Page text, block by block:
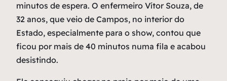
minutos de espera. O enfermeiro Vítor Souza, de
32 anos, que veio de Campos, no interior do
Estado, especialmente para o show, contou que
ficou por mais de 40 minutos numa fila e acabou
desistindo.